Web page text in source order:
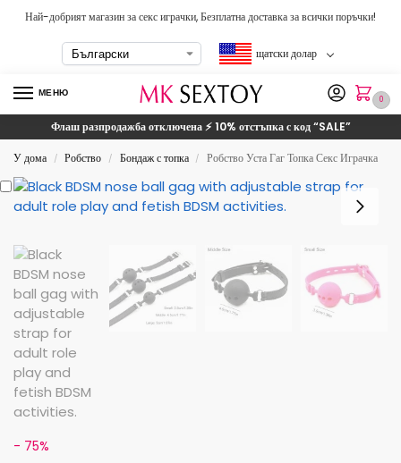
Най-добрият магазин за секс играчки, Безплатна доставка за всички поръчки!
щатски долар
МЕНЮ
0
Флаш разпродажба отключена ⚡ 10% отстъпка с код“SALE”
У дома / Робство / Бондаж с топка / Робство Уста Гаг Топка Секс Играчка
- 75%